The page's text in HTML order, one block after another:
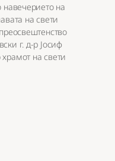
на
на свети
г. д-р Јосиф
на свети